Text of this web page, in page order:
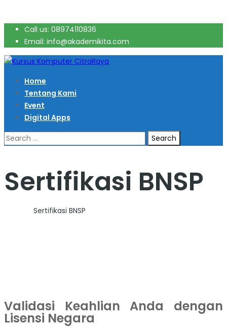
Call us: 08974110836
Email: info@akademikita.com
Home
Tentang Kami
Event
Digital Apps
Search
for:
Sertifikasi BNSP
Sertifikasi BNSP
Validasi Keahlian Anda dengan
Lisensi Negara